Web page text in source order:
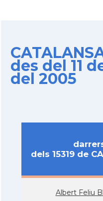
des del 11
del 2005
dels 15319 de
Albert Feliu